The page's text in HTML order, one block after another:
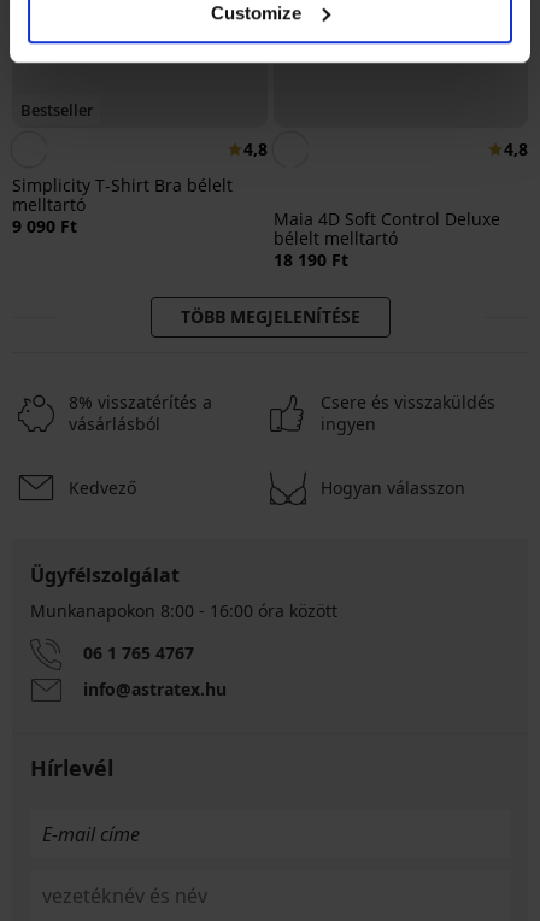
Customize
Bestseller
4,8
Simplicity T-Shirt Bra bélelt
melltartó
9 090 Ft
4,8
Maia 4D Soft Control Deluxe
bélelt melltartó
18 190 Ft
TÖBB MEGJELENÍTÉSE
8% visszatérítés a
vásárlásból
Csere és visszaküldés
ingyen
Kedvező Hogyan válasszon
Ügyfélszolgálat
Munkanapokon 8:00 - 16:00 óra között
06 1 765 4767
info@astratex.hu
Hírlevél